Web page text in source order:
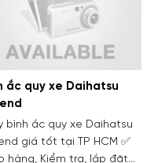
ắc quy xe Daihatsu
bình ắc quy xe Daihatsu
giá tốt tại TP HCM ✅
hàng, Kiểm tra, lắp đặt